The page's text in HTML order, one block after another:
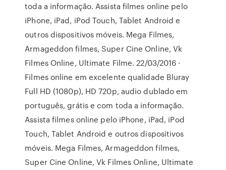
toda a informação. Assista filmes online pelo
iPhone, iPad, iPod Touch, Tablet Android e
outros dispositivos móveis. Mega Filmes,
Armageddon filmes, Super Cine Online, Vk
Filmes Online, Ultimate Filme. 22/03/2016 ·
Filmes online em excelente qualidade Bluray
Full HD (1080p), HD 720p, audio dublado em
português, grátis e com toda a informação.
Assista filmes online pelo iPhone, iPad, iPod
Touch, Tablet Android e outros dispositivos
móveis. Mega Filmes, Armageddon filmes,
Super Cine Online, Vk Filmes Online, Ultimate